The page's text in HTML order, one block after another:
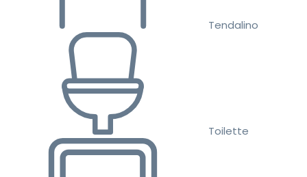
Tendalino
Toilette